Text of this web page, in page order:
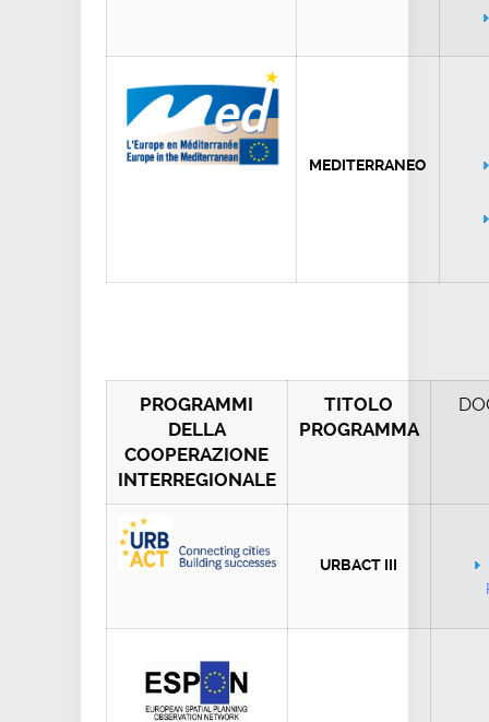
MEDITERRANEO
PROGRAMMI
DELLA
COOPERAZIONE
INTERREGIONALE
TITOLO
PROGRAMMA
URBACT III